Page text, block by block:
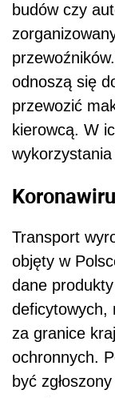
budów czy
odnoszą się
przewozić
kierowcą. W
wykorzystania
Transport
objęty w
dane
deficytowych,
za granice
ochronnych.
być